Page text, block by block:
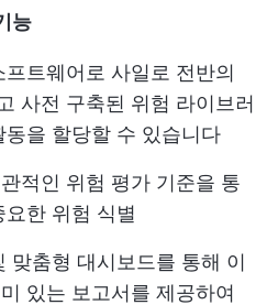
능
트웨어로 사일로 전반의
사전 구축된 위험 라이브러
을 할당할 수 있습니다
적인 위험 평가 기준을 통
한 위험 식별
맞춤형 대시보드를 통해 이
있는 보고서를 제공하여